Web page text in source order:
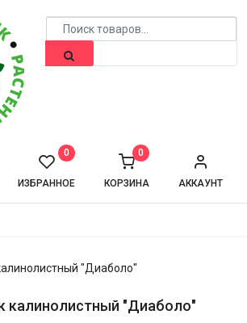
АККАУНТ
КОРЗИНА
0
ИЗБРАННОЕ
0
калинолистный "Диаболо"